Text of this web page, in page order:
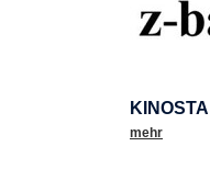
mehr